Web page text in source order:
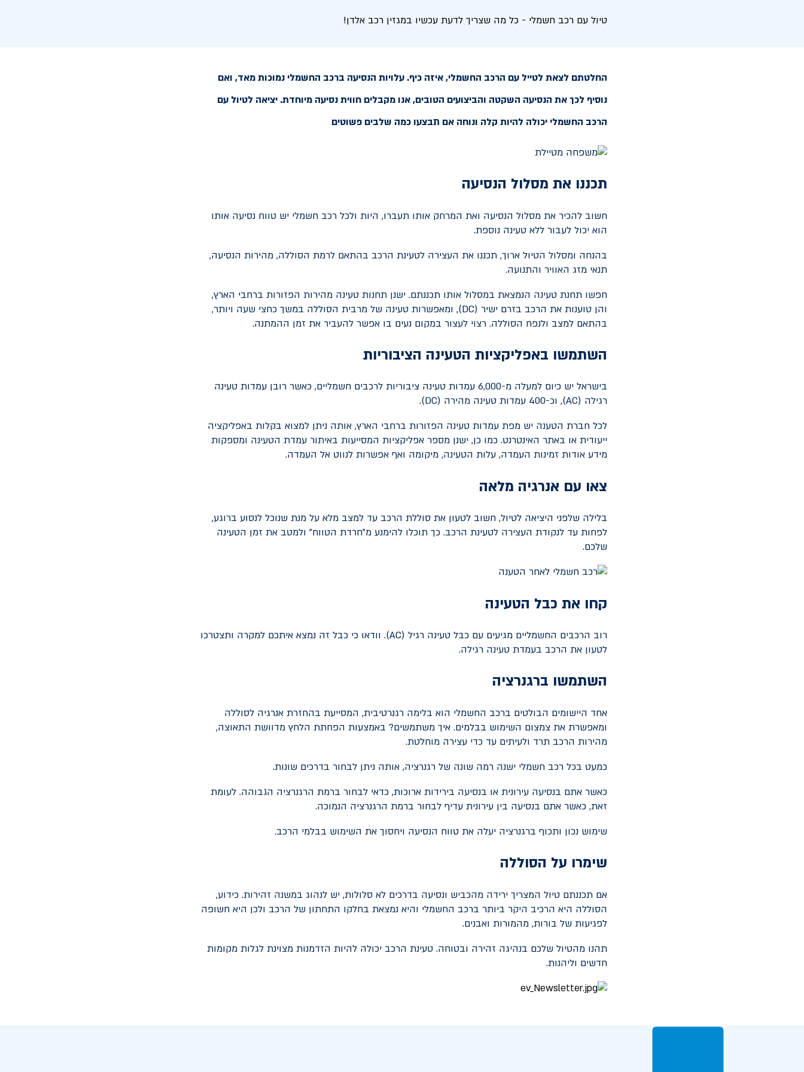
טיול עם רכב חשמלי - כל מה שצריך לדעת עכשיו במגזין רכב אלדן!
החלטתם לצאת לטייל עם הרכב החשמלי, איזה כיף. עלויות הנסיעה ברכב החשמלי נמוכות מאד, ואם
נוסיף לכך את הנסיעה השקטה והביצועים הטובים, אנו מקבלים חווית נסיעה מיוחדת. יציאה לטיול עם
הרכב החשמלי יכולה להיות קלה ונוחה אם תבצעו כמה שלבים פשוטים
תכננו את מסלול הנסיעה
חשוב להכיר את מסלול הנסיעה ואת המרחק אותו תעברו, היות ולכל רכב חשמלי יש טווח נסיעה אותו
הוא יכול לעבור ללא טעינה נוספת.
בהנחה ומסלול הטיול ארוך, תכננו את העצירה לטעינת הרכב בהתאם לרמת הסוללה, מהירות הנסיעה,
תנאי מזג האוויר והתנועה.
חפשו תחנת טעינה הנמצאת במסלול אותו תכננתם. ישנן תחנות טעינה מהירות הפזורות ברחבי הארץ,
והן טוענות את הרכב בזרם ישיר (DC), ומאפשרות טעינה של מרבית הסוללה במשך כחצי שעה ויותר,
בהתאם למצב ולנפח הסוללה. רצוי לעצור במקום נעים בו אפשר להעביר את זמן ההמתנה.
השתמשו באפליקציות הטעינה הציבוריות
בישראל יש כיום למעלה מ-6,000 עמדות טעינה ציבוריות לרכבים חשמליים, כאשר רובן עמדות טעינה
רגילה (AC), וכ-400 עמדות טעינה מהירה ( DC
).
לכל חברת הטענה יש מפת עמדות טעינה הפזורות ברחבי הארץ, אותה ניתן למצוא בקלות באפליקציה
ייעודית או באתר האינטרנט. כמו כן, ישנן מספר אפליקציות המסייעות באיתור עמדת הטעינה ומספקות
מידע אודות זמינות העמדה, עלות הטעינה, מיקומה ואף אפשרות לנווט אל העמדה.
צאו עם אנרגיה מלאה
בלילה שלפני היציאה לטיול, חשוב לטעון את סוללת הרכב עד למצב מלא על מנת שנוכל לנסוע ברוגע,
לפחות עד לנקודת העצירה לטעינת הרכב. כך תוכלו להימנע מ"חרדת הטווח" ולמטב את זמן הטעינה
שלכם.
קחו את כבל הטעינה
רוב הרכבים החשמליים מגיעים עם כבל טעינה רגיל (AC). וודאו כי כבל זה נמצא איתכם למקרה ותצטרכו
לטעון את הרכב בעמדת טעינה רגילה.
השתמשו ברגנרציה
אחד היישומים הבולטים ברכב החשמלי הוא בלימה רגנרטיבית, המסייעת בהחזרת אנרגיה לסוללה
ומאפשרת את צמצום השימוש בבלמים. איך משתמשים? באמצעות הפחתת הלחץ מדוושת התאוצה,
מהירות הרכב תרד ולעיתים עד כדי עצירה מוחלטת.
כמעט בכל רכב חשמלי ישנה רמה שונה של רגנרציה, אותה ניתן לבחור בדרכים שונות.
כאשר אתם בנסיעה עירונית או בנסיעה בירידות ארוכות, כדאי לבחור ברמת הרגנרציה הגבוהה. לעומת
זאת, כאשר אתם בנסיעה בין עירונית עדיף לבחור ברמת הרגנרציה הנמוכה.
שימוש נכון ותכוף ברגנרציה יעלה את טווח הנסיעה ויחסוך את השימוש בבלמי הרכב.
שימרו על הסוללה
אם תכננתם טיול המצריך ירידה מהכביש ונסיעה בדרכים לא סלולות, יש לנהוג במשנה זהירות. כידוע,
הסוללה היא הרכיב היקר ביותר ברכב החשמלי והיא נמצאת בחלקו התחתון של הרכב ולכן היא חשופה
לפגיעות של בורות, מהמורות ואבנים.
תהנו מהטיול שלכם בנהיגה זהירה ובטוחה. טעינת הרכב יכולה להיות הזדמנות מצוינת לגלות מקומות
חדשים וליהנות.